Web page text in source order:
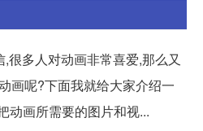
很多人对动画非常喜爱,那么又
画呢?下面我就给大家介绍一
动画所需要的图片和视...